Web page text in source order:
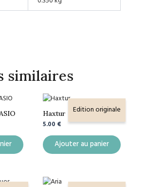
similaires
Edition originale
Haxtur
5.00 €
Ajouter au panier